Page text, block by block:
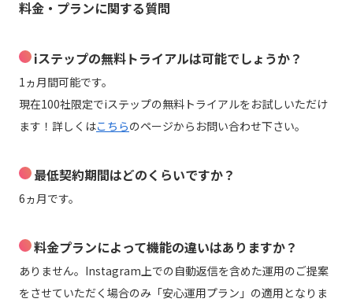
料金・プランに関する質問
iステップの無料トライアルは可能でしょうか？
1ヵ月間可能です。
現在100社限定でiステップの無料トライアルをお試しいただけ
ます！ 詳しくはこちらのページからお問い合わせ下さい。
最低契約期間はどのくらいですか？
6ヵ月です。
料金プランによって機能の違いはありますか？
ありません。Instagram上での自動返信を含めた運用のご提案
をさせていただく場合のみ「安心運用プラン」の適用となりま